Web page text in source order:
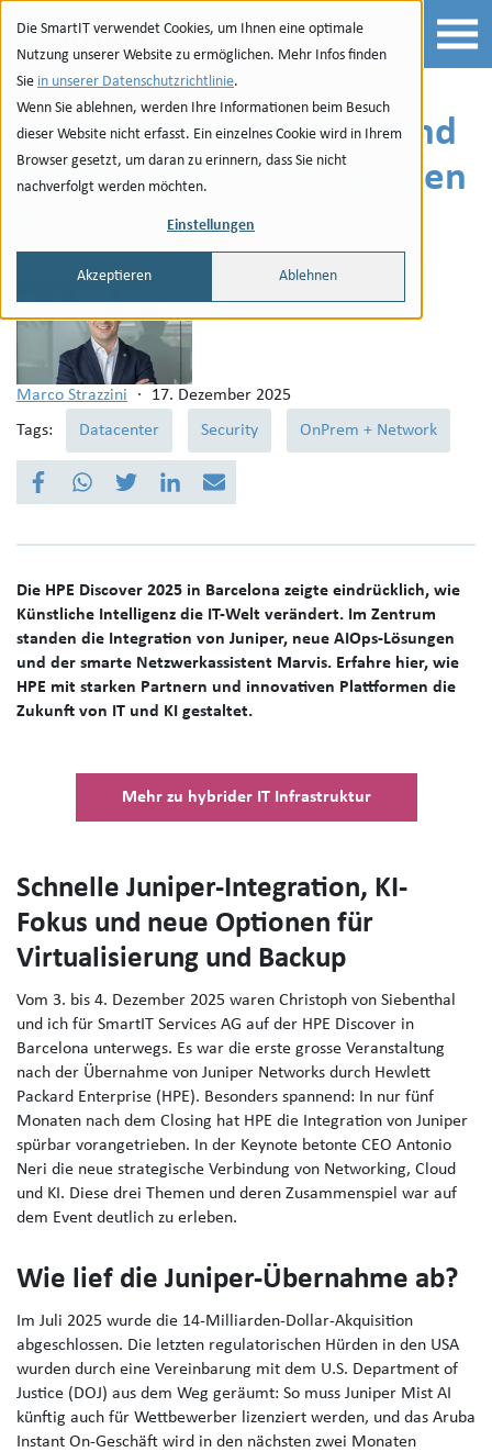
Die SmartIT verwendet Cookies, um Ihnen eine optimale
Nutzung unserer Website zu ermöglichen. Mehr Infos finden
Sie in unserer Datenschutzrichtlinie.
Wenn Sie ablehnen, werden Ihre Informationen beim Besuch
dieser Website nicht erfasst. Ein einzelnes Cookie wird in Ihrem
Browser gesetzt, um daran zu erinnern, dass Sie nicht
nachverfolgt werden möchten.
Einstellungen
Akzeptieren Ablehnen
Zur Navigation
zu den Quicklinks
Zur Suche
Zum Inhalt
HPE Discover 2025: KI und
Juniper-Integration prägen
die IT-Zukunft
Marco Strazzini ·
17. Dezember 2025
Tags:
Datacenter Security OnPrem + Network
Die HPE Discover 2025 in Barcelona zeigte eindrücklich, wie
Künstliche Intelligenz die IT-Welt verändert. Im Zentrum
standen die Integration von Juniper, neue AIOps-Lösungen
und der smarte Netzwerkassistent Marvis. Erfahre hier, wie
HPE mit starken Partnern und innovativen Plattformen die
Zukunft von IT und KI gestaltet.
Mehr zu hybrider IT Infrastruktur
Schnelle Juniper-Integration, KI-
Fokus und neue Optionen für
Virtualisierung und Backup
Vom 3. bis 4. Dezember 2025 waren Christoph von Siebenthal
und ich für SmartIT Services AG auf der HPE Discover in
Barcelona unterwegs. Es war die erste grosse Veranstaltung
nach der Übernahme von Juniper Networks durch Hewlett
Packard Enterprise (HPE). Besonders spannend: In nur fünf
Monaten nach dem Closing hat HPE die Integration von Juniper
spürbar vorangetrieben. In der Keynote betonte CEO Antonio
Neri die neue strategische Verbindung von Networking, Cloud
und KI. Diese drei Themen und deren Zusammenspiel war auf
dem Event deutlich zu erleben.
Wie lief die Juniper-Übernahme ab?
Im Juli 2025 wurde die 14-Milliarden-Dollar-Akquisition
abgeschlossen. Die letzten regulatorischen Hürden in den USA
wurden durch eine Vereinbarung mit dem U.S. Department of
Justice (DOJ) aus dem Weg geräumt: So muss Juniper Mist AI
künftig auch für Wettbewerber lizenziert werden, und das Aruba
Instant On-Geschäft wird in den nächsten zwei Monaten